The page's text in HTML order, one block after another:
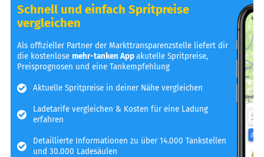
Schnell und einfach Spritpreise
vergleichen
Als offizieller Partner der Markttransparenzstelle liefert dir
die kostenlosemehr-tanken Appakutelle Spritpreise,
Preisprognosen und eine Tankempfehlung
Aktuelle Spritpreise in deiner Nähe vergleichen
Ladetarife vergleichen & Kosten für eine Ladung
erfahren
Detaillierte Informationen zu über 14.000 Tankstellen
und 30.000 Ladesäulen